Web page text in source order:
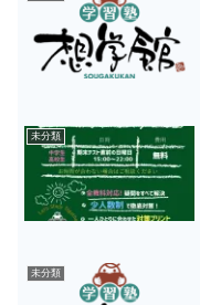
未分類
未分類